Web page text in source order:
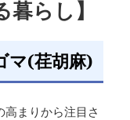
らし】
マ(荏胡麻)
まりから注目さ